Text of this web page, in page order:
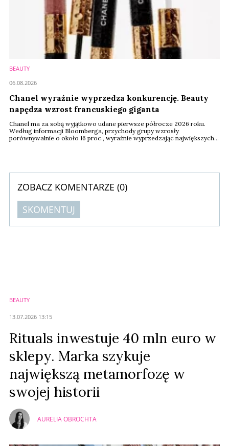
BEAUTY
Chanel wyraźnie wyprzedza konkurencję. Beauty
napędza wzrost francuskiego giganta
Chanel ma za sobą wyjątkowo udane pierwsze półrocze 2026 roku.
Według informacji Bloomberga, przychody grupy wzrosły
porównywalnie o około 16 proc., wyraźnie wyprzedzając największych
06.08.2026
ZOBACZ KOMENTARZE (0)
SKOMENTUJ
BEAUTY
13.07.2026 13:15
Rituals inwestuje 40 mln euro w
sklepy. Marka szykuje
największą metamorfozę w
swojej historii
AURELIA OBROCHTA